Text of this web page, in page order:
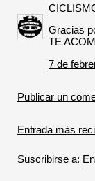
Gracias
TE
7 de
Publicar un
Entrada más
Suscribirse a: